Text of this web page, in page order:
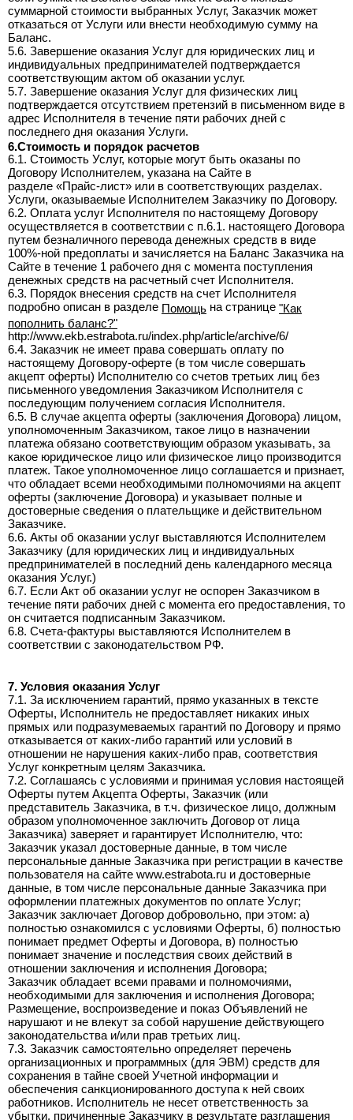
суммарной стоимости выбранных Услуг, Заказчик может
отказаться от Услуги или внести необходимую сумму на
Баланс.
5.6. Завершение оказания Услуг для юридических лиц и
индивидуальных предпринимателей подтверждается
соответствующим актом об оказании услуг.
5.7. Завершение оказания Услуг для физических лиц
подтверждается отсутствием претензий в письменном виде в
адрес Исполнителя в течение пяти рабочих дней с
последнего дня оказания Услуги.
6.Стоимость и порядок расчетов
6.1. Стоимость Услуг, которые могут быть оказаны по
Договору Исполнителем, указана на Сайте в
разделе «Прайс-лист» или в соответствующих разделах.
Услуги, оказываемые Исполнителем Заказчику по Договору.
6.2. Оплата услуг Исполнителя по настоящему Договору
осуществляется в соответствии с п.6.1. настоящего Договора
путем безналичного перевода денежных средств в виде
100%-ной предоплаты и зачисляется на Баланс Заказчика на
Сайте в течение 1 рабочего дня c момента поступления
денежных средств на расчетный счет Исполнителя.
6.3. Порядок внесения средств на счет Исполнителя
подробно описан в разделе Помощь на странице "Как
пополнить баланс?"
http://www.ekb.estrabota.ru/index.php/article/archive/6/
6.4. Заказчик не имеет права совершать оплату по
настоящему Договору-оферте (в том числе совершать
акцепт оферты) Исполнителю со счетов третьих лиц без
письменного уведомления Заказчиком Исполнителя с
последующим получением согласия Исполнителя.
6.5. В случае акцепта оферты (заключения Договора) лицом,
уполномоченным Заказчиком, такое лицо в назначении
платежа обязано соответствующим образом указывать, за
какое юридическое лицо или физическое лицо производится
платеж. Такое уполномоченное лицо соглашается и признает,
что обладает всеми необходимыми полномочиями на акцепт
оферты (заключение Договора) и указывает полные и
достоверные сведения о плательщике и действительном
Заказчике.
6.6. Акты об оказании услуг выставляются Исполнителем
Заказчику (для юридических лиц и индивидуальных
предпринимателей в последний день календарного месяца
оказания Услуг.)
6.7. Если Акт об оказании услуг не оспорен Заказчиком в
течение пяти рабочих дней с момента его предоставления, то
он считается подписанным Заказчиком.
6.8. Счета-фактуры выставляются Исполнителем в
соответствии с законодательством РФ.
7. Условия оказания Услуг
7.1. За исключением гарантий, прямо указанных в тексте
Оферты, Исполнитель не предоставляет никаких иных
прямых или подразумеваемых гарантий по Договору и прямо
отказывается от каких-либо гарантий или условий в
отношении не нарушения каких-либо прав, соответствия
Услуг конкретным целям Заказчика.
7.2. Соглашаясь с условиями и принимая условия настоящей
Оферты путем Акцепта Оферты, Заказчик (или
представитель Заказчика, в т.ч. физическое лицо, должным
образом уполномоченное заключить Договор от лица
Заказчика) заверяет и гарантирует Исполнителю, что:
Заказчик указал достоверные данные, в том числе
персональные данные Заказчика при регистрации в качестве
пользователя на сайте www.estrabota.ru и достоверные
данные, в том числе персональные данные Заказчика при
оформлении платежных документов по оплате Услуг;
Заказчик заключает Договор добровольно, при этом: а)
полностью ознакомился с условиями Оферты, б) полностью
понимает предмет Оферты и Договора, в) полностью
понимает значение и последствия своих действий в
отношении заключения и исполнения Договора;
Заказчик обладает всеми правами и полномочиями,
необходимыми для заключения и исполнения Договора;
Размещение, воспроизведение и показ Объявлений не
нарушают и не влекут за собой нарушение действующего
законодательства и/или прав третьих лиц.
7.3. Заказчик самостоятельно определяет перечень
организационных и программных (для ЭВМ) средств для
сохранения в тайне своей Учетной информации и
обеспечения санкционированного доступа к ней своих
работников. Исполнитель не несет ответственность за
убытки, причиненные Заказчику в результате разглашения